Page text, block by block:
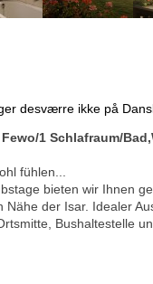
desværre ikke på
1 Schlafraum/
fühlen...
bieten wir Ihnen
Nähe der Isar. Idealer
Bushaltestelle